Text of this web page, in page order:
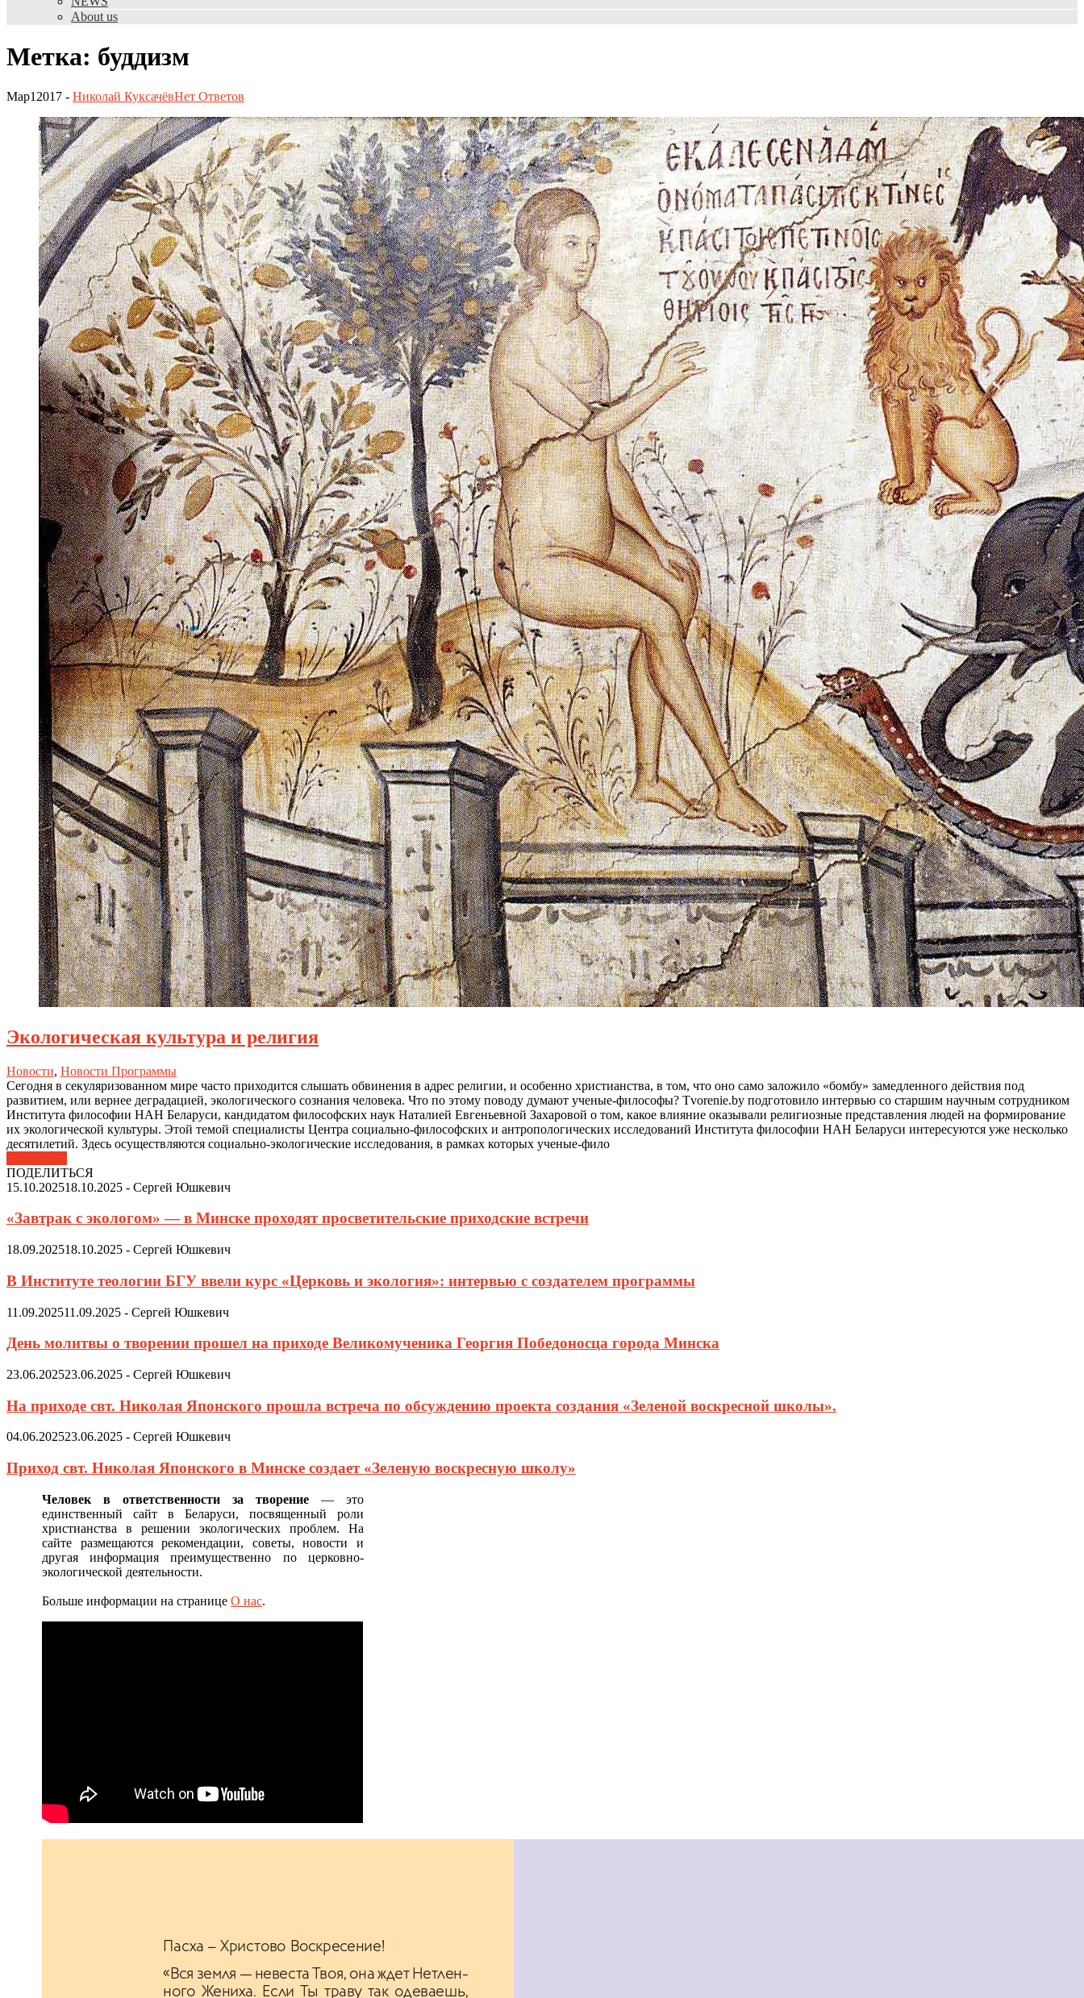
About us
Метка: буддизм
Мар1 2017 - Николай КуксачёвНет Ответов
Экологическая культура и религия
Новости, Новости Программы
Сегодня в секуляризованном мире часто приходится слышать обвинения в адрес религии, и особенно христианства, в том, что оно само заложило «бомбу» замедленного действия под
развитием, или вернее деградацией, экологического сознания человека. Что по этому поводу думают ученые-философы? Tvorenie.by подготовило интервью со старшим научным сотрудником
Института философии НАН Беларуси, кандидатом философских наук Наталией Евгеньевной Захаровой о том, какое влияние оказывали религиозные представления людей на формирование
их экологической культуры. Этой темой специалисты Центра социально-философских и антропологических исследований Института философии НАН Беларуси интересуются уже несколько
десятилетий. Здесь осуществляются социально-экологические исследования, в рамках которых ученые-фило
ПОДЕЛИТЬСЯ
15.10.202518.10.2025 - Сергей Юшкевич
«Завтрак с экологом» — в Минске проходят просветительские приходские встречи
18.09.202518.10.2025 - Сергей Юшкевич
В Институте теологии БГУ ввели курс «Церковь и экология»: интервью с создателем программы
11.09.202511.09.2025 - Сергей Юшкевич
День молитвы о творении прошел на приходе Великомученика Георгия Победоносца города Минска
23.06.202523.06.2025 - Сергей Юшкевич
На приходе свт. Николая Японского прошла встреча по обсуждению проекта создания «Зеленой воскресной школы».
04.06.202523.06.2025 - Сергей Юшкевич
Приход свт. Николая Японского в Минске создает «Зеленую воскресную школу»
Человек в ответственности за творение— это
единственный сайт в Беларуси, посвященный роли
христианства в решении экологических проблем. На
сайте размещаются рекомендации, советы, новости и
другая информация преимущественно по церковно-
экологической деятельности.
Больше информации на страницеО нас.